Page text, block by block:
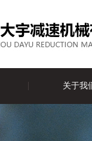
关于我